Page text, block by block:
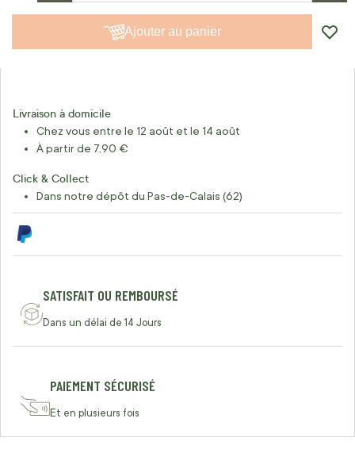
Ajouter au panier
Livraison à domicile
Chez vous entre le 12 août et le 14 août
À partir de 7,90 €
Click & Collect
Dans notre dépôt du Pas-de-Calais (62)
SATISFAIT OU REMBOURSÉ
Dans un délai de 14 Jours
PAIEMENT SÉCURISÉ
Et en plusieurs fois